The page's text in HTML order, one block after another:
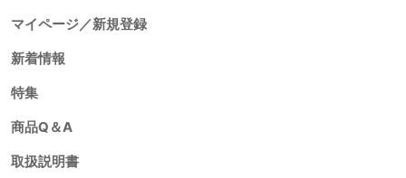
マイページ／新規登録
新着情報
特集
商品Q＆A
取扱説明書